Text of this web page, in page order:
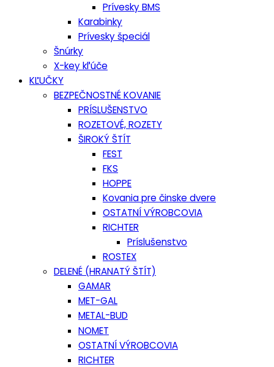
Prívesky BMS
Karabinky
Prívesky špeciál
Šnúrky
X-key kľúče
KĽUČKY
BEZPEČNOSTNÉ KOVANIE
PRÍSLUŠENSTVO
ROZETOVÉ, ROZETY
ŠIROKÝ ŠTÍT
FEST
FKS
HOPPE
Kovania pre činske dvere
OSTATNÍ VÝROBCOVIA
RICHTER
Príslušenstvo
ROSTEX
DELENÉ (HRANATÝ ŠTÍT)
GAMAR
MET-GAL
METAL-BUD
NOMET
OSTATNÍ VÝROBCOVIA
RICHTER